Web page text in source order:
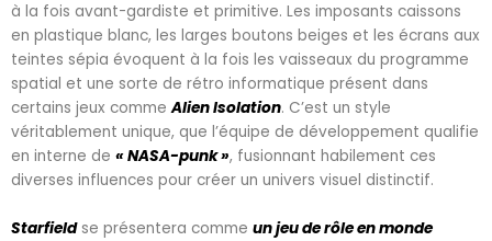
à la fois avant-gardiste et primitive. Les imposants caissons
en plastique blanc, les larges boutons beiges et les écrans aux
teintes sépia évoquent à la fois les vaisseaux du programme
spatial et une sorte de rétro informatique présent dans
certains jeux commeAlien Isolation. C’est un style
véritablement unique, que l’équipe de développement qualifie
en interne de « NASA-punk », fusionnant habilement ces
diverses influences pour créer un univers visuel distinctif.
Starfieldse présentera comme un jeu de rôle en monde